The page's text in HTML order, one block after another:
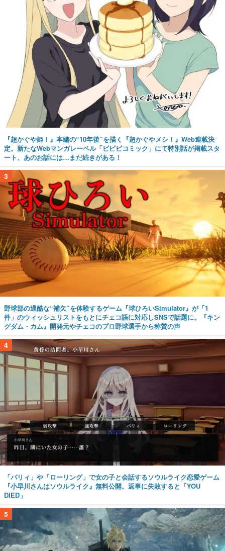
『超かぐや姫！』本編の“10年後”を描く『超かぐやメシ！』Web連載決
定。新たなWebマンガレーベル「ビビビコミック」にて特別話が掲載スタ
ート、あのお話には…まだ続きがある！
3
野球部の過酷な“補欠”を体験するゲーム『球ひろいSimulator』が「1
件」のウィッシュリストをもとにチェコ語に対応しSNSで話題に。『キン
グダム・カム』開発元やチェコのプロ野球選手から称賛の声
4
「パリィ」や「ローリング」で女の子と会話するソウルライク恋愛ゲーム
『小早川さんはソウルライク』無料公開。返事に失敗すると「YOU
DIED」
5